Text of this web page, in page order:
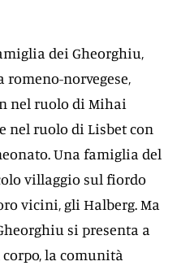
dei Gheorghiu,
norvegese,
nel ruolo di Mihai
nel ruolo di Lisbet con
Una famiglia del
villaggio sul fiordo
vicini, gli Halberg. Ma
si presenta a
la comunità